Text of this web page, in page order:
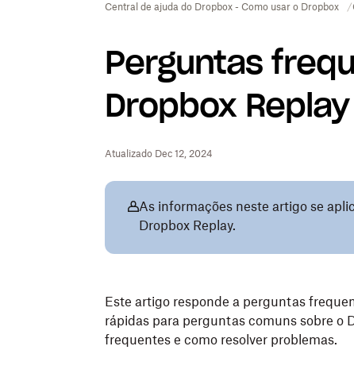
Central de ajuda do Dropbox - Como usar o Dropbox
Perguntas
Dropbox Replay
Atualizado Dec 12, 2024
As informações neste artigo se
Dropbox Replay.
Este artigo responde a perguntas
rápidas para perguntas comuns sobre o
frequentes e como resolver problemas.